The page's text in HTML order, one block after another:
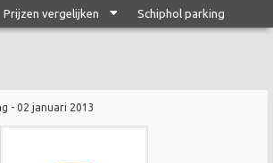
Prijzen vergelijken Schiphol parking
- 02 januari 2013